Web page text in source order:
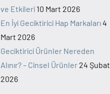
ve Etkileri 10 Mart 2026
En İyi Geciktirici Hap Markaları4
Mart 2026
Geciktirici Ürünler Nereden
Alınır? – Cinsel Ürünler 24 Şubat
2026